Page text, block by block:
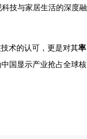
技与家居生活的深度融
术的认可，更是对其率
国显示产业抢占全球核